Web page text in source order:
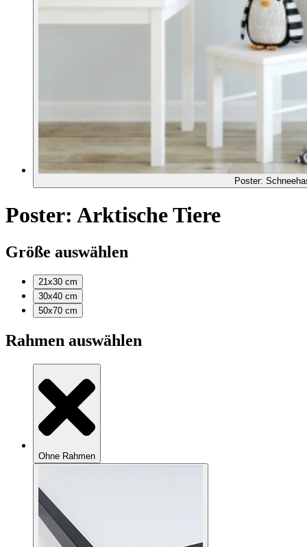
Poster:
Poster: Arktische Tiere
Größe auswählen
21x30 cm
30x40 cm
50x70 cm
Rahmen auswählen
Ohne Rahmen